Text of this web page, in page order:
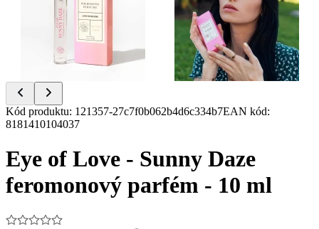
Item
1
2
Kód produktu: 121357-27c7f0b062b4d6c334b7EAN kód:
8181410104037
Eye of Love - Sunny Daze
feromonový parfém - 10 ml